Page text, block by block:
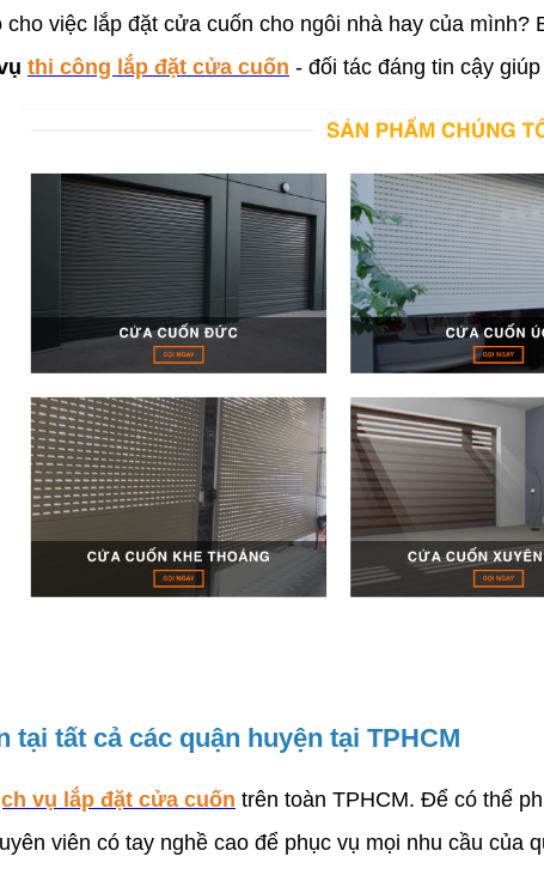
việc lắp đặt cửa cuốn cho ngôi nhà hay của
thi công lắp đặt cửa cuốn - đối tác đáng tin cậy
tại tất cả các quận huyện tại TPHCM
vụ lắp đặt cửa cuốn trên toàn TPHCM. Để có thể
viên có tay nghề cao để phục vụ mọi nhu cầu của